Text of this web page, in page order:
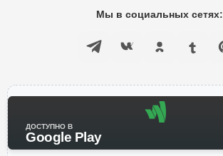
Мы в социальных сетях:
ДОСТУПНО В
Google Play